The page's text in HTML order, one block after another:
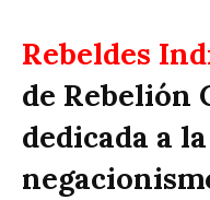
Rebeldes
de Rebelión
dedicada a